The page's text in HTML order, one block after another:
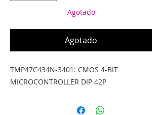
Agotado
Agotado
TMP47C434N-3401: CMOS 4-BIT
MICROCONTROLLER DIP 42P